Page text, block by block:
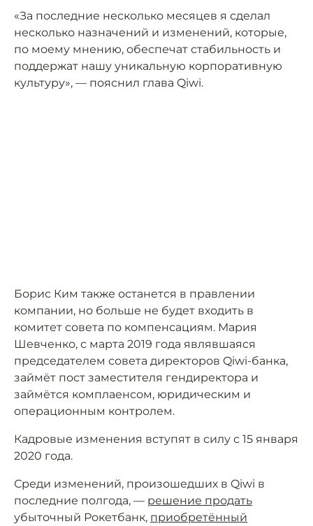
«За последние несколько месяцев я сделал
несколько назначений и изменений, которые,
по моему мнению, обеспечат стабильность и
поддержат нашу уникальную корпоративную
культуру», — пояснил глава Qiwi.
Борис Ким также останется в правлении
компании, но больше не будет входить в
комитет совета по компенсациям. Мария
Шевченко, с марта 2019 года являвшаяся
председателем совета директоров Qiwi-банка,
займёт пост заместителя гендиректора и
займётся комплаенсом, юридическим и
операционным контролем.
Кадровые изменения вступят в силу с 15 января
2020 года.
Среди изменений, произошедших в Qiwi в
последние полгода, — решение продать
убыточный Рокетбанк, приобретённый